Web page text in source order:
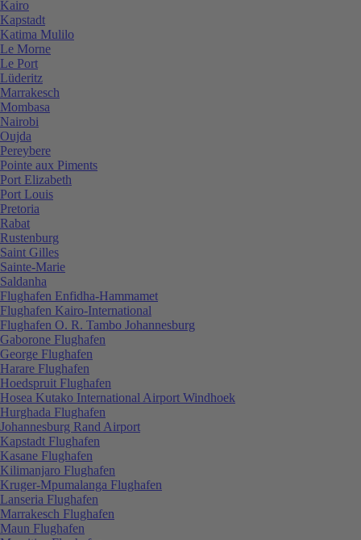
Kairo
Kapstadt
Katima Mulilo
Le Morne
Le Port
Lüderitz
Marrakesch
Mombasa
Nairobi
Oujda
Pereybere
Pointe aux Piments
Port Elizabeth
Port Louis
Pretoria
Rabat
Rustenburg
Saint Gilles
Sainte-Marie
Saldanha
Flughafen Enfidha-Hammamet
Flughafen Kairo-International
Flughafen O. R. Tambo Johannesburg
Gaborone Flughafen
George Flughafen
Harare Flughafen
Hoedspruit Flughafen
Hosea Kutako International Airport Windhoek
Hurghada Flughafen
Johannesburg Rand Airport
Kapstadt Flughafen
Kasane Flughafen
Kilimanjaro Flughafen
Kruger-Mpumalanga Flughafen
Lanseria Flughafen
Marrakesch Flughafen
Maun Flughafen